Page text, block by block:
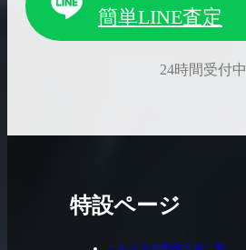
簡単LINE査定
24時間受付中
特設ページ